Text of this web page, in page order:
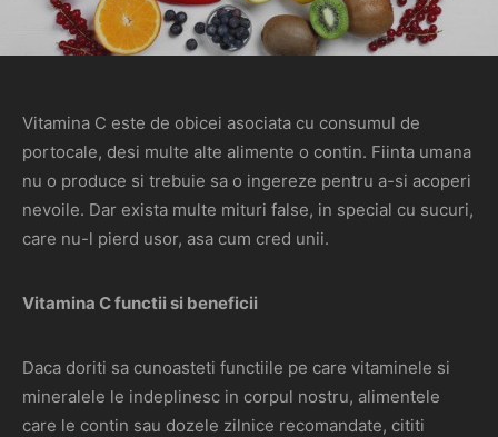
Vitamina C este de obicei asociata cu consumul de
portocale, desi multe alte alimente o contin. Fiinta umana
nu o produce si trebuie sa o ingereze pentru a-si acoperi
nevoile. Dar exista multe mituri false, in special cu sucuri,
care nu-l pierd usor, asa cum cred unii.
Vitamina C functii si beneficii
Daca doriti sa cunoasteti functiile pe care vitaminele si
mineralele le indeplinesc in corpul nostru, alimentele
care le contin sau dozele zilnice recomandate, cititi